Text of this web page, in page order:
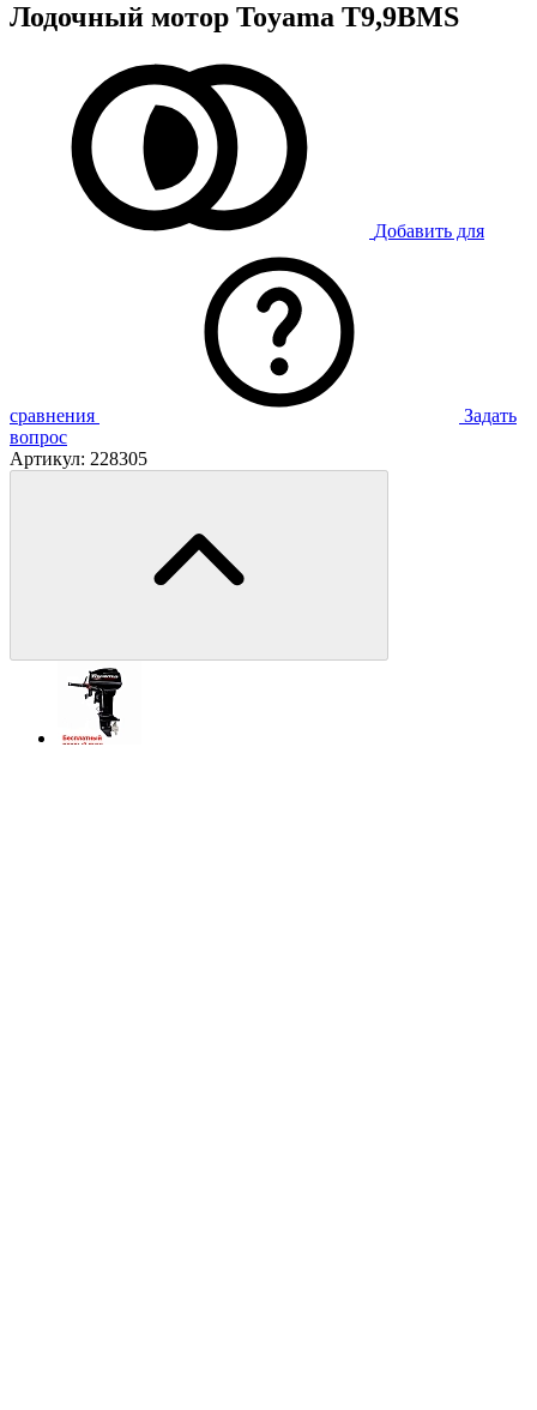
Лодочный мотор Toyama T9,9BMS
Добавить для
сравнения
Задать
вопрос
Артикул: 228305